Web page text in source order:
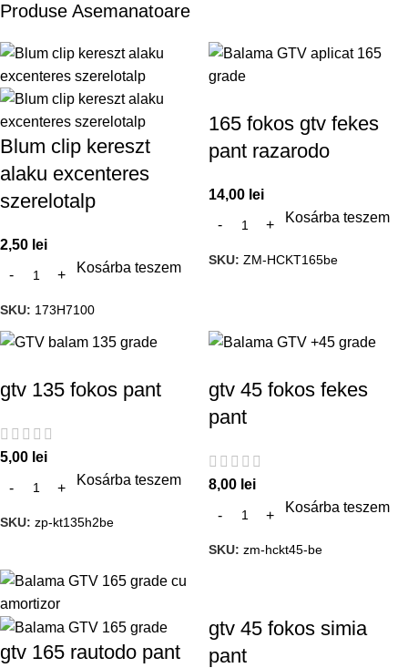
Produse Asemanatoare
Blum clip kereszt
alaku excenteres
szerelotalp
2,50 lei
Kosárba teszem
SKU: 173H7100
165 fokos gtv fekes
pant razarodo
14,00 lei
Kosárba teszem
SKU: ZM-HCKT165be
gtv 135 fokos pant
5,00 lei
Kosárba teszem
SKU: zp-kt135h2be
gtv 45 fokos fekes
pant
8,00 lei
Kosárba teszem
SKU: zm-hckt45-be
gtv 165 rautodo pant
gtv 45 fokos simia
pant